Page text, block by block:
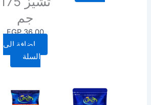
جم
EGP36.00
إضافة إلى
السلة